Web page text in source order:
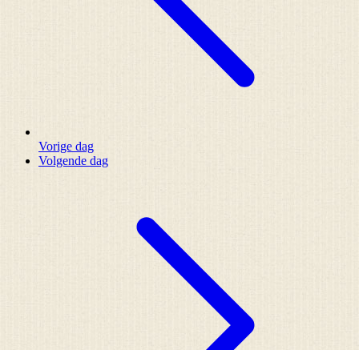
Vorige dag
Volgende dag